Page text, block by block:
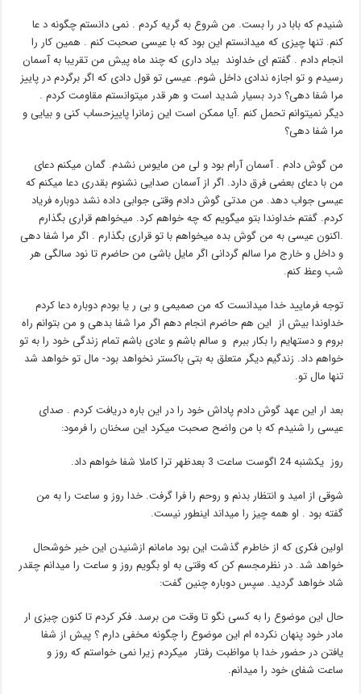
شنیدم که بابا در را بست. من شروع به گریه کردم . نمی دانستم چگونه د عا
کنم. تنها چیزی که میدانستم این بود که با عیسی صحبت کنم . همین کار را
انجام دادم . گفتم ای خداوند بیاد داری که چند ماه پیش من تقریبا به آسمان
رسیدم و تو اجازه ندادی داخل شوم. عیسی تو قول دادی که اگر برگردم در پاییز
مرا شفا دهی؟ درد بسیار شدید است و هر قدر میتوانستم مقاومت کردم .
دیگر نمیتوانم تحمل کنم .آیا ممکن است این زمانرا پاییزحساب کنی و بیایی و
مرا شفا دهی؟
من گوش دادم . آسمان آرام بود و لی من مایوس نشدم. گمان میکنم دعای
من با دعای بعضی فرق دارد. اگر از آسمان صدایی نشنوم بقدری دعا میکنم که
عیسی جواب دهد. من مدتی گوش دادم وقتی جوابی داده نشد دوباره فریاد
کردم. گفتم خداوندا بتو میگویم که چه خواهم کرد. میخواهم قراری بگذارم
.اکنون عیسی به من گوش بده میخواهم با تو قراری بگذارم . اگر مرا شفا دهی
و داخل و خارج مرا سالم گردانی اگر مایل باشی من حاضرم تا نود سالگی هر
شب وعظ کنم.
توجه فرمایید خدا میدانست که من صمیمی و بی ر یا بودم دوباره دعا کردم
خداوندا بیش از این هم حاضرم انجام دهم اگر مرا شفا بدهی و من بتوانم راه
بروم و دستهایم را بکار ببرم و سالم باشم و عادی باشم تمام زندگی خود را به تو
خواهم داد. زندگیم دیگر متعلق به بتی باکستر نخواهد بود- مال تو خواهد شد
تنها مال تو.
بعد ار این عهد گوش دادم پاداش خود را در این باره دریافت کردم . صدای
عیسی را شنیدم که با من واضح صحبت میکرد این سخنان را فرمود:
روز یکشنبه 24 اگوست ساعت 3 بعدظهر ترا کاملا شفا خواهم داد.
شوقی از امید و انتظار بدنم و روحم را فرا گرفت. خدا روز و ساعت را به من
گفته بود . او همه چیز را میداند اینطور نیست.
اولین فکری که از خاطرم گذشت این بود مامانم ازشنیدن این خبر خوشحال
خواهد شد. در نظرمجسم کن که وقتی به او بگویم روز و ساعت را میدانم چقدر
شاد خواهد گردید. سپس دوباره چنین گفت:
حال این موضوع را به کسی نگو تا وقت من برسد. فکر کردم تا کنون چیزی ار
مادر خود پنهان نکرده ام این موضوع را چگونه مخفی دارم ؟ پیش از شفا
یافتن در حضور خدا با مواظبت رفتار میکردم زیرا نمی خواستم که روز و
ساعت شفای خود را میدانم.